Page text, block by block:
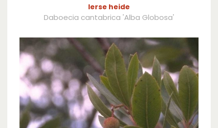
Ierse heide
Daboecia cantabrica 'Alba Globosa'